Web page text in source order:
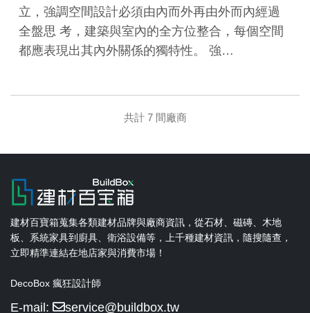
立，強調空間設計必須由內而外再由外而內經過
全盤思 考，建築與室內的全方位整合，每個空間
都應表現出其內外關係的獨特性。 強…
共計 7 間廠商
建材百寶箱蒐集各類建材品牌與廠商資訊，從石材、磁磚、木地
板、系統家具到廚具、衛浴設備等，上千種建材資訊，隨搜隨查，
立即精準連結在地店家與消費市場！
DecoBox 瘋狂設計師
E-mail: service@buildbox.tw